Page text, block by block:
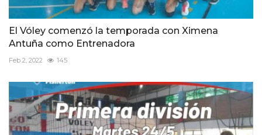
El Vóley comenzó la temporada con Ximena
Antuña como Entrenadora
Feb 2, 2022 145